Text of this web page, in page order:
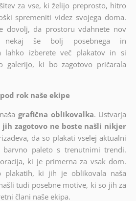
za vse, ki želijo preprosto, hitro
spremeniti videz svojega doma.
dovolj, da prostoru vdahnete nov
nekaj še bolj posebnega in
lahko izberete več plakatov in si
galerijo, ki bo zagotovo pričarala
rok naše ekipe
grafična oblikovalka. Ustvarja
jih zagotovo ne boste našli nikjer
da so plakati vselej aktualni
paleto s trenutnimi trendi.
ki je primerna za vsak dom.
plakatih, ki jih je oblikovala naša
tudi posebne motive, ki so jih za
člani naše ekipa.